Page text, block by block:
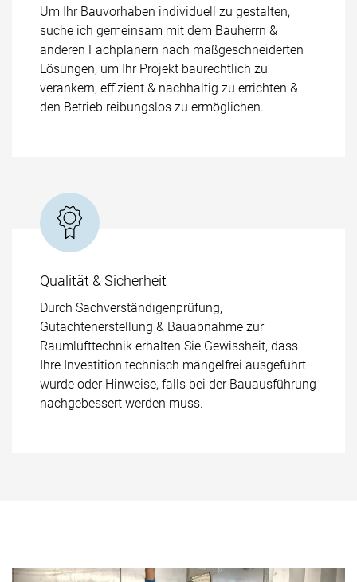
Um Ihr Bauvorhaben individuell zu gestalten,
suche ich gemeinsam mit dem Bauherrn &
anderen Fachplanern nach maßgeschneiderten
Lösungen, um Ihr Projekt baurechtlich zu
verankern, effizient & nachhaltig zu errichten &
den Betrieb reibungslos zu ermöglichen.
Qualität & Sicherheit
Durch Sachverständigenprüfung,
Gutachtenerstellung & Bauabnahme zur
Raumlufttechnik erhalten Sie Gewissheit, dass
Ihre Investition technisch mängelfrei ausgeführt
wurde oder Hinweise, falls bei der Bauausführung
nachgebessert werden muss.